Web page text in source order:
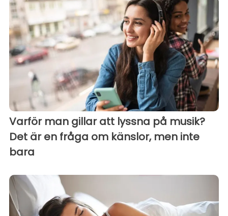
Varför man gillar att lyssna på musik?
Det är en fråga om känslor, men inte
bara